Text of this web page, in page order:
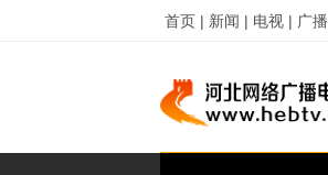
首页 | 新闻 | 电视 | 广